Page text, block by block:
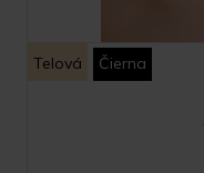
Telová Čierna